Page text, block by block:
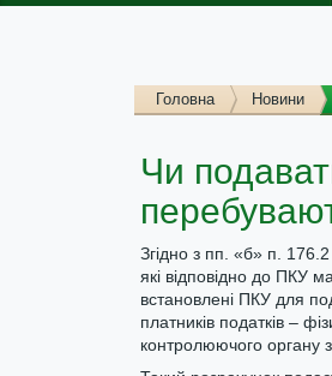
Головна Новини
Чи
Згідно з пп. «б» п.
які відповідно до ПКУ
встановлені ПКУ для
платників податків –
контролюючого органу